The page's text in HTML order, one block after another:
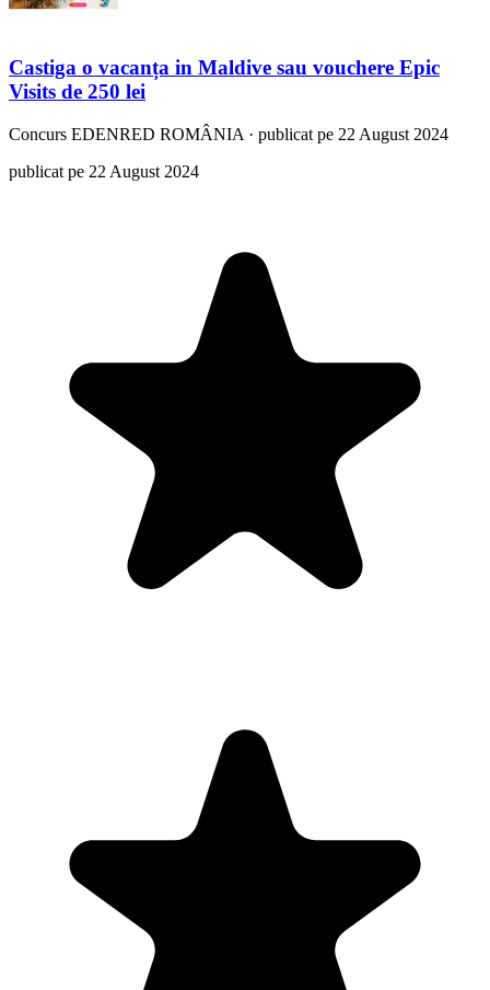
Castiga o vacanța in Maldive sau vouchere Epic
Visits de 250 lei
Concurs EDENRED ROMÂNIA · publicat pe 22 August 2024
publicat pe 22 August 2024